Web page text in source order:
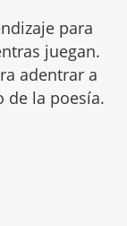
para
juegan.
adentrar a
de la poesía.